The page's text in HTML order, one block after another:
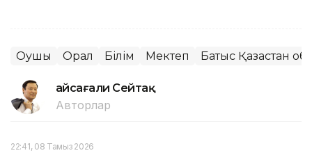
Оқушы Орал Білім Мектеп Батыс Қазақстан
Ғайсағали Сейтақ
Авторлар
22:41, 08 Тамыз 2026